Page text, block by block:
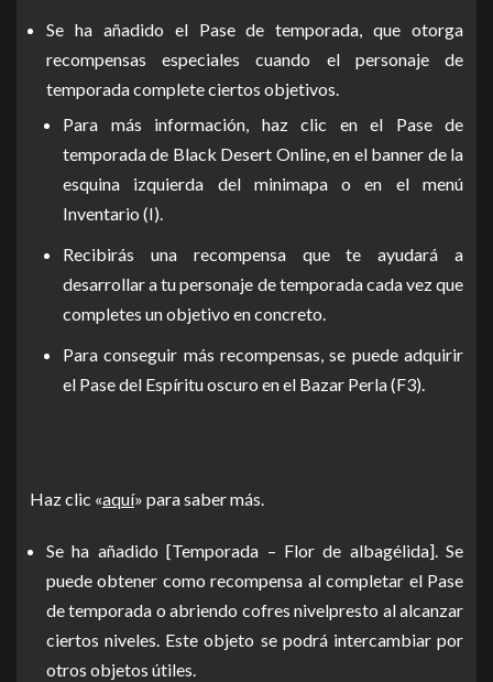
Se ha añadido el Pase de temporada, que otorga
recompensas especiales cuando el personaje de
temporada complete ciertos objetivos.
Para más información, haz clic en el Pase de
temporada de Black Desert Online, en el banner de la
esquina izquierda del minimapa o en el menú
Inventario (I).
Recibirás una recompensa que te ayudará a
desarrollar a tu personaje de temporada cada vez que
completes un objetivo en concreto.
Para conseguir más recompensas, se puede adquirir
el Pase del Espíritu oscuro en el Bazar Perla (F3).
Haz clic «aquí» para saber más.
Se ha añadido [Temporada – Flor de albagélida]. Se
puede obtener como recompensa al completar el Pase
de temporada o abriendo cofres nivelpresto al alcanzar
ciertos niveles. Este objeto se podrá intercambiar por
otros objetos útiles.